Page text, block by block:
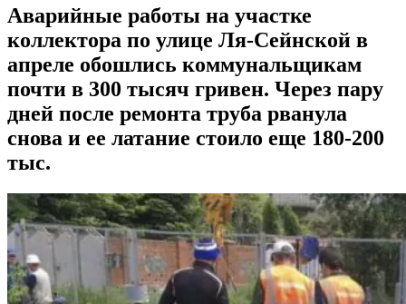
Аварийные работы на участке
коллектора по улице Ля-Сейнской в
апреле обошлись коммунальщикам
почти в 300 тысяч гривен. Через пару
дней после ремонта труба рванула
снова и ее латание стоило еще 180-200
тыс.